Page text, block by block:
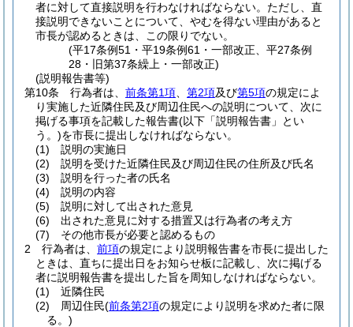
者に対して直接説明を行わなければならない。 ただし、直
接説明できないことについて、やむを得ない理由があると
市長が認めるときは、この限りでない。
(平17条例51・平19条例61・一部改正、平27条例
28・旧第37条繰上・一部改正)
(説明報告書等)
第10条
行為者は、 前条第1項 第2項及び第5項の規定によ
り実施した近隣住民及び周辺住民への説明について、次に
掲げる事項を記載した報告書(以下「説明報告書」とい
う。)を市長に提出しなければならない。
(1)
説明の実施日
(2)
説明を受けた近隣住民及び周辺住民の住所及び氏名
(3)
説明を行った者の氏名
(4)
説明の内容
(5)
説明に対して出された意見
(6)
出された意見に対する措置又は行為者の考え方
(7)
その他市長が必要と認めるもの
2
行為者は、 前項の規定により説明報告書を市長に提出した
ときは、直ちに提出日をお知らせ板に記載し、次に掲げる
者に説明報告書を提出した旨を周知しなければならない。
(1)
近隣住民
(2)
周辺住民(前条第2項の規定により説明を求めた者に限
る。)